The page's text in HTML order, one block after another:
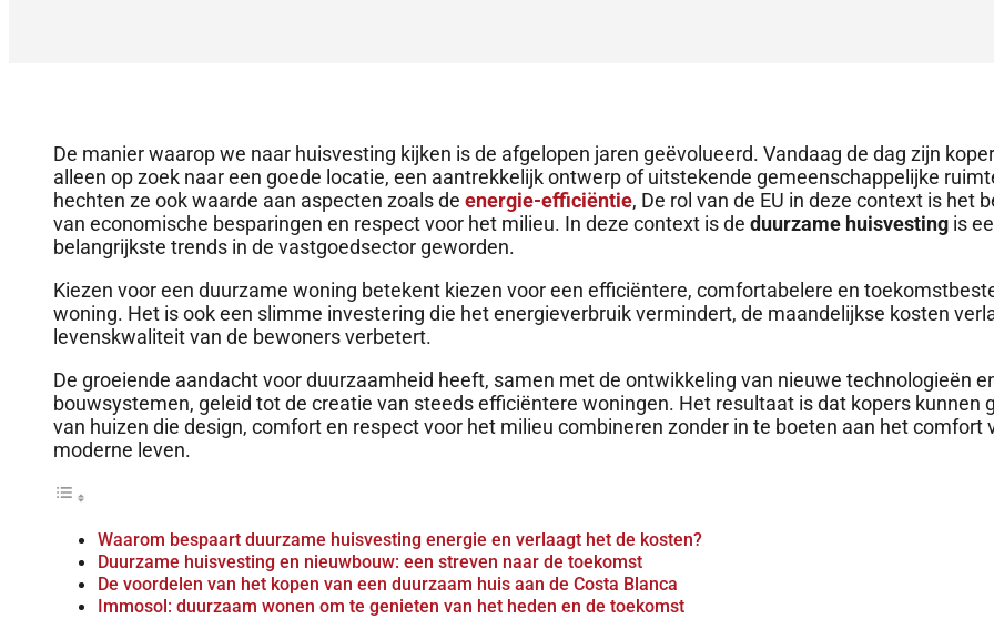
De manier waarop we naar huisvesting kijken is de afgelopen jaren geëvolueerd. Vandaag de dag zijn
alleen op zoek naar een goede locatie, een aantrekkelijk ontwerp of uitstekende gemeenschappelijke
hechten ze ook waarde aan aspecten zoals de energie-efficiëntie, De rol van de EU in deze context is het
van economische besparingen en respect voor het milieu. In deze context is de duurzame huisvestingis
belangrijkste trends in de vastgoedsector geworden.
Kiezen voor een duurzame woning betekent kiezen voor een efficiëntere, comfortabelere en
woning. Het is ook een slimme investering die het energieverbruik vermindert, de maandelijkse kosten
levenskwaliteit van de bewoners verbetert.
De groeiende aandacht voor duurzaamheid heeft, samen met de ontwikkeling van nieuwe technologieën
bouwsystemen, geleid tot de creatie van steeds efficiëntere woningen. Het resultaat is dat kopers kunnen
van huizen die design, comfort en respect voor het milieu combineren zonder in te boeten aan het comfort
moderne leven.
Waarom bespaart duurzame huisvesting energie en verlaagt het de kosten?
Duurzame huisvesting en nieuwbouw: een streven naar de toekomst
De voordelen van het kopen van een duurzaam huis aan de Costa Blanca
Immosol: duurzaam wonen om te genieten van het heden en de toekomst